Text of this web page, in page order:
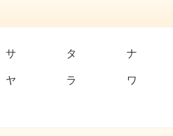
サ タ ナ
ヤ ラ ワ